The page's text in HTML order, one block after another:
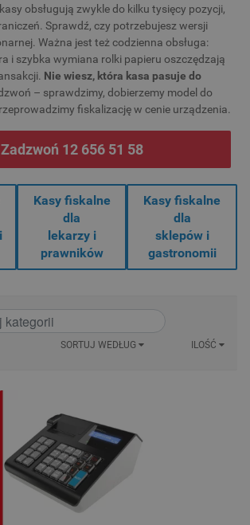
obsługują zwykle do kilku tysięcy pozycji,
Sprawdź, czy potrzebujesz wersji
Ważna jest też codzienna obsługa:
i szybka wymiana rolki papieru oszczędzają
Nie wiesz, która kasa pasuje do
– sprawdzimy, dobierzemy model do
fiskalizację w cenie urządzenia.
Zadzwoń 12 656 51 58
Kasy fiskalne
dla
lekarzy i
prawników
Kasy fiskalne
dla
sklepów i
gastronomii
SORTUJ WEDŁUG ILOŚĆ